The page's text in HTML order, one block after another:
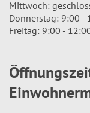
Mittwoch:
Donnerstag: 9:00 -
Freitag: 9:00 -